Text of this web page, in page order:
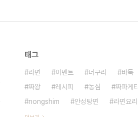
태그
라면 이벤트 너구리 바둑
짜왕
레시피 농심 짜파게티
nongshim
안성탕면 라면요리